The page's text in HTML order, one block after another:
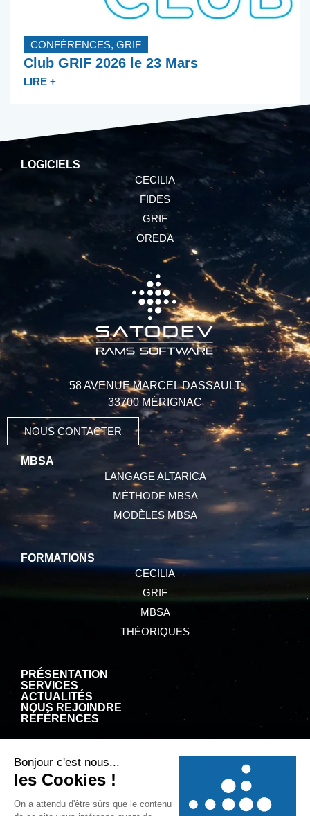
CONFÉRENCES, GRIF
Club GRIF 2026 le 23 Mars
LIRE +
LOGICIELS
CECILIA
FIDES
GRIF
OREDA
MBSA
LANGAGE ALTARICA
MÉTHODE MBSA
MODÈLES MBSA
58 AVENUE MARCEL DASSAULT
33700 MÉRIGNAC
NOUS CONTACTER
FORMATIONS
CECILIA
GRIF
MBSA
THÉORIQUES
PRÉSENTATION
SERVICES
ACTUALITÉS
NOUS REJOINDRE
RÉFÉRENCES